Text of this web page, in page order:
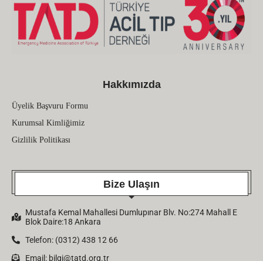
Hakkımızda
Üyelik Başvuru Formu
Kurumsal Kimliğimiz
Gizlilik Politikası
Bize Ulaşın
Mustafa Kemal Mahallesi Dumlupınar Blv. No:274 Mahall E
Blok Daire:18 Ankara
Telefon: (0312) 438 12 66
Email: bilgi@tatd.org.tr